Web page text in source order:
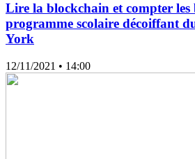
Lire la blockchain et compter les
programme scolaire décoiffant
York
12/11/2021 • 14:00